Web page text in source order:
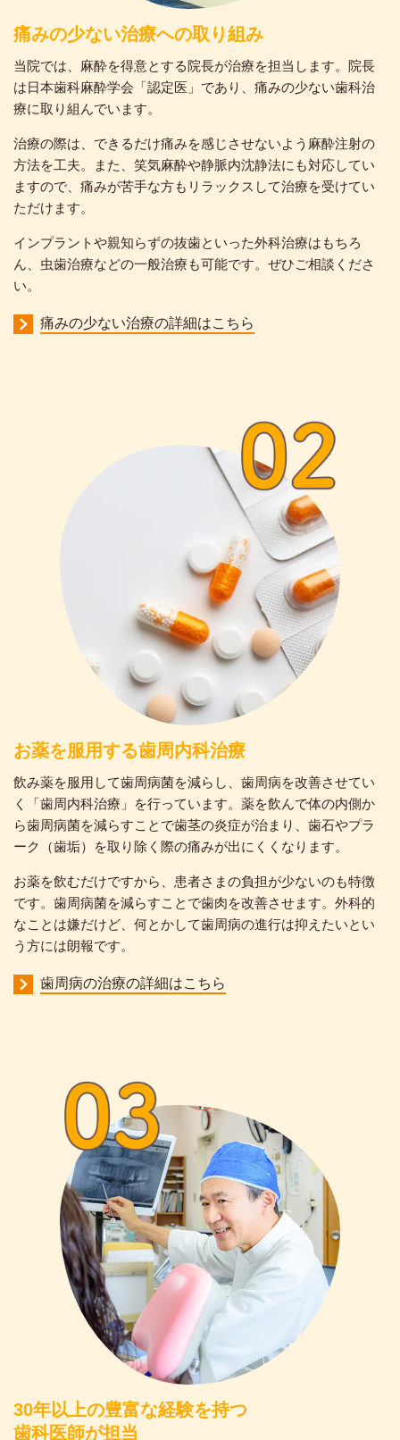
痛みの少ない治療への取り組み
当院では、麻酔を得意とする院長が治療を担当します。院長
は日本歯科麻酔学会「認定医」であり、痛みの少ない歯科治
療に取り組んでいます。
治療の際は、できるだけ痛みを感じさせないよう麻酔注射の
方法を工夫。また、笑気麻酔や静脈内沈静法にも対応してい
ますので、痛みが苦手な方もリラックスして治療を受けてい
ただけます。
インプラントや親知らずの抜歯といった外科治療はもちろ
ん、虫歯治療などの一般治療も可能です。ぜひご相談くださ
い。
痛みの少ない治療の詳細はこちら
お薬を服用する歯周内科治療
飲み薬を服用して歯周病菌を減らし、歯周病を改善させてい
く「歯周内科治療」を行っています。薬を飲んで体の内側か
ら歯周病菌を減らすことで歯茎の炎症が治まり、歯石やプラ
ーク（歯垢）を取り除く際の痛みが出にくくなります。
お薬を飲むだけですから、患者さまの負担が少ないのも特徴
です。歯周病菌を減らすことで歯肉を改善させます。外科的
なことは嫌だけど、何とかして歯周病の進行は抑えたいとい
う方には朗報です。
歯周病の治療の詳細はこちら
30年以上の豊富な経験を持つ
歯科医師が担当